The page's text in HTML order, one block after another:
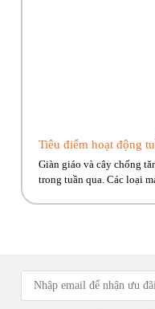
Tiêu điểm hoạt động
Giàn giáo và cây chống
trong tuần qua. Các loại